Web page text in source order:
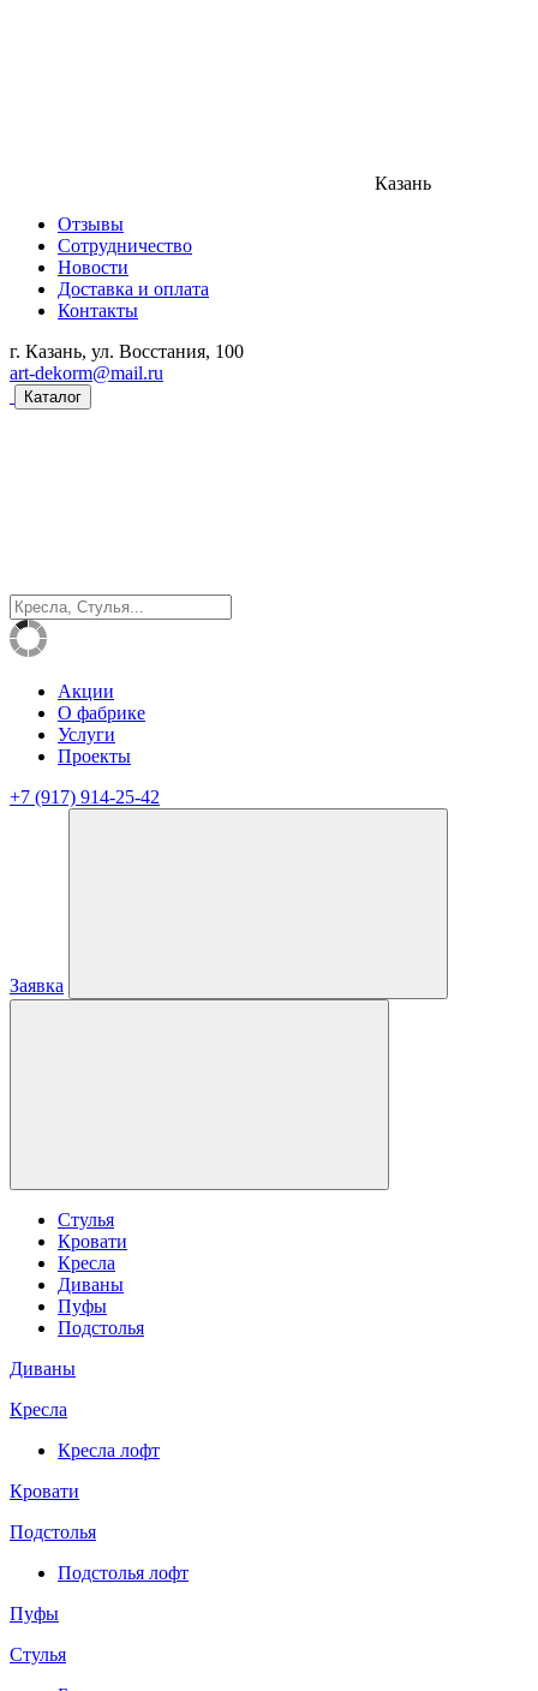
Казань
Отзывы
Сотрудничество
Новости
Доставка и оплата
Контакты
г. Казань, ул. Восстания, 100
art-dekorm@mail.ru
Каталог
Акции
О фабрике
Услуги
Проекты
+7 (917) 914-25-42
Заявка
Стулья
Кровати
Кресла
Диваны
Пуфы
Подстолья
Диваны
Кресла
Кресла лофт
Кровати
Подстолья
Подстолья лофт
Пуфы
Стулья